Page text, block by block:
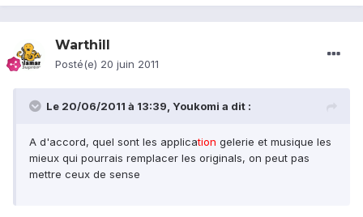
Warthill
Posté(e) 20 juin 2011
Le 20/06/2011 à 13:39, Youkomi a dit :
A d'accord, quel sont les application gelerie et musique les
mieux qui pourrais remplacer les originals, on peut pas
mettre ceux de sense